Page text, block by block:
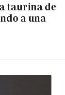
taurina de
a una